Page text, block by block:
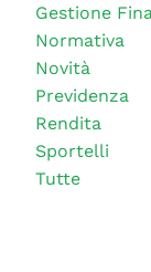
Gestione
Normativa
Novità
Previdenza
Rendita
Sportelli
Tutte